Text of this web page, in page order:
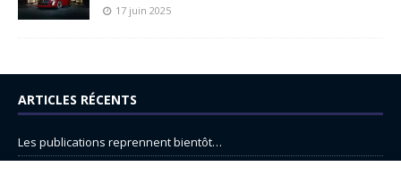
17 juin 2025
ARTICLES RÉCENTS
Les publications reprennent bientôt…